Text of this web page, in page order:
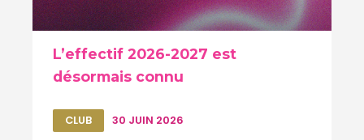
L’effectif 2026-2027 est
désormais connu
CLUB 30 JUIN 2026